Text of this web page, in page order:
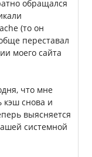
обращался
(то он
переставал
моего сайта
что мне
кэш снова и
выясняется
системной